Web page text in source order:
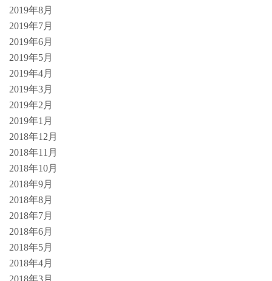
2019年8月
2019年7月
2019年6月
2019年5月
2019年4月
2019年3月
2019年2月
2019年1月
2018年12月
2018年11月
2018年10月
2018年9月
2018年8月
2018年7月
2018年6月
2018年5月
2018年4月
2018年3月